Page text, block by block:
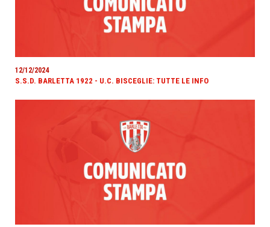
12/12/2024
S.S.D. BARLETTA 1922 - U.C. BISCEGLIE: TUTTE LE INFO